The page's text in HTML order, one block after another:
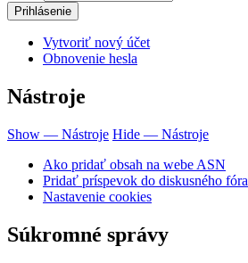
Vytvoriť nový účet
Obnovenie hesla
Nástroje
Show — Nástroje Hide — Nástroje
Ako pridať obsah na webe ASN
Pridať príspevok do diskusného fóra
Nastavenie cookies
Súkromné správy